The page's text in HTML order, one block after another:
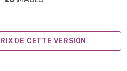
DE CETTE VERSION